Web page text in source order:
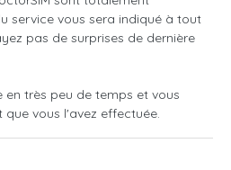
service vous sera indiqué à tout
pas de surprises de dernière
très peu de temps et vous
vous l'avez effectuée.